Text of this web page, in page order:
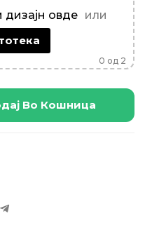
дизајн овде
или
0 од 2
Во Кошница